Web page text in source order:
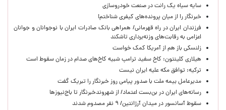
سایه سیاه یک رانت در صنعت خودروسازی
خبرنگار را از میان پرونده‌های کیفری شناختم!
​فرزندان ایران در راه قهرمانی/ همراهی بانک صادرات ایران با نوجوانان و جوانان
اعزامی به رقابت‌های وزنه‌برداری تاشکند
زلنسکی باز هم از آمریکا کمک خواست
هیلاری کلینتون: کاخ سفید ترامپ شبیه کاخ‌های صدام در زمان سقوط است
ترکیه: توافق مکه علیه ایران نیست
مدیرعامل بیمه ملت با صدور پیامی روز خبرنگار را تبریک گفت
رسانه‌های ایران در بن‌بست اعتماد/ از شهروندخبرنگار تا باج‌نیوزها
سقوط آسانسور در میدان آرژانتین/ ۹ نفر مصدوم شدند